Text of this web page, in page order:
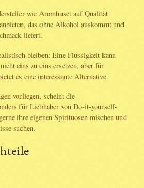
wie Aromhuset auf Qualität
das ohne Alkohol auskommt und
liefert.
bleiben: Eine Flüssigkeit kann
eins zu eins ersetzen, aber für
es eine interessante Alternative.
vorliegen, scheint die
für Liebhaber von Do-it-yourself-
ihre eigenen Spirituosen mischen und
suchen.